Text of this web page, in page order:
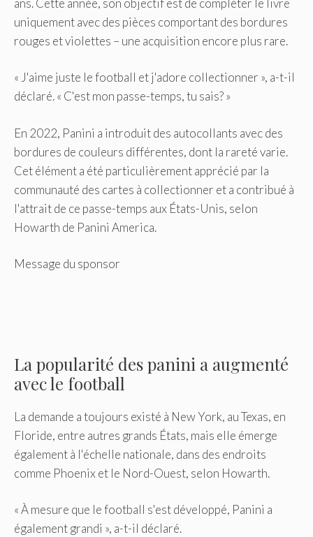
ans. Cette année, son objectif est de compléter le livre
uniquement avec des pièces comportant des bordures
rouges et violettes – une acquisition encore plus rare.
« J'aime juste le football et j'adore collectionner », a-t-il
déclaré. « C'est mon passe-temps, tu sais? »
En 2022, Panini a introduit des autocollants avec des
bordures de couleurs différentes, dont la rareté varie.
Cet élément a été particulièrement apprécié par la
communauté des cartes à collectionner et a contribué à
l'attrait de ce passe-temps aux États-Unis, selon
Howarth de Panini America.
Message du sponsor
La popularité des panini a augmenté
avec le football
La demande a toujours existé à New York, au Texas, en
Floride, entre autres grands États, mais elle émerge
également à l'échelle nationale, dans des endroits
comme Phoenix et le Nord-Ouest, selon Howarth.
« À mesure que le football s'est développé, Panini a
également grandi », a-t-il déclaré.